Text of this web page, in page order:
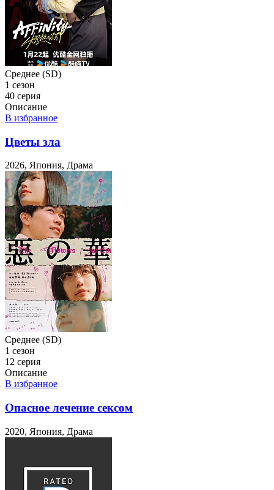
Среднее (SD)
1 сезон
40 серия
Описание
В избранное
Цветы зла
2026, Япония, Драма
Среднее (SD)
1 сезон
12 серия
Описание
В избранное
Опасное лечение сексом
2020, Япония, Драма